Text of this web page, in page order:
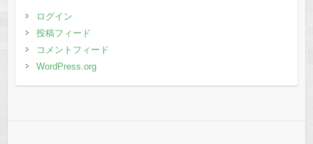
ログイン
投稿フィード
コメントフィード
WordPress.org